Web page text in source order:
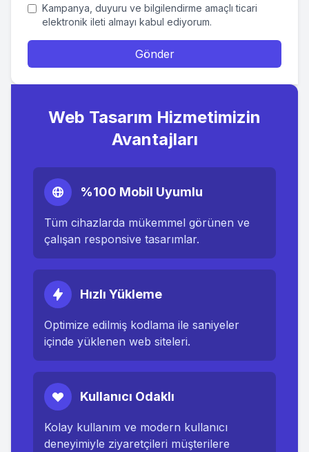
Kampanya, duyuru ve bilgilendirme amaçlı ticari
elektronik ileti almayı kabul ediyorum.
Gönder
Web Tasarım Hizmetimizin
Avantajları
%100 Mobil Uyumlu
Tüm cihazlarda mükemmel görünen ve
çalışan responsive tasarımlar.
Hızlı Yükleme
Optimize edilmiş kodlama ile saniyeler
içinde yüklenen web siteleri.
Kullanıcı Odaklı
Kolay kullanım ve modern kullanıcı
deneyimiyle ziyaretçileri müşterilere